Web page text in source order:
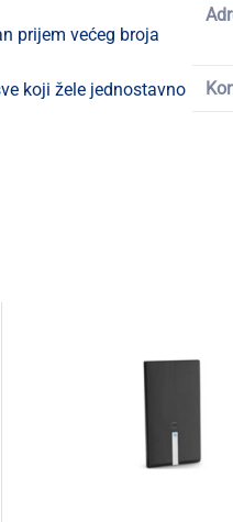
prijem većeg broja
koji žele jednostavno